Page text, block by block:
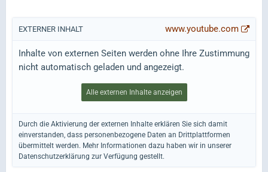
EXTERNER INHALT www.youtube.com
Inhalte von externen Seiten werden ohne Ihre Zustimmung
nicht automatisch geladen und angezeigt.
Alle externen Inhalte anzeigen
Durch die Aktivierung der externen Inhalte erklären Sie sich damit
einverstanden, dass personenbezogene Daten an Drittplattformen
übermittelt werden. Mehr Informationen dazu haben wir in unserer
Datenschutzerklärung zur Verfügung gestellt.